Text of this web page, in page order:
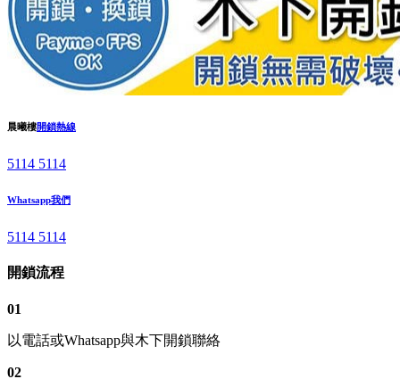
晨曦樓開鎖熱線
5114 5114
Whatsapp我們
5114 5114
開鎖流程
01
以電話或Whatsapp與木下開鎖聯絡
02